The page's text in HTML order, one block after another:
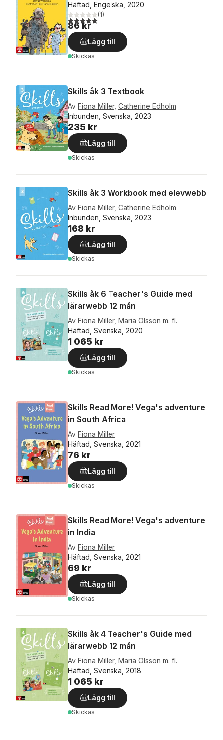
Häftad, Engelska, 2020
5,0utav 5 stjärnor. Totalt antal röster:
(1)
86 kr
Lägg till
Skickas
Skills åk 3 Textbook
Av Fiona Miller, Catherine Edholm
Inbunden, Svenska, 2023
235 kr
Lägg till
Skickas
Skills åk 3 Workbook med elevwebb
Av Fiona Miller, Catherine Edholm
Inbunden, Svenska, 2023
168 kr
Lägg till
Skickas
Skills åk 6 Teacher's Guide med
lärarwebb 12 mån
Av Fiona Miller, Maria Olsson m. fl.
Häftad, Svenska, 2020
1 065 kr
Lägg till
Skickas
Skills Read More! Vega's adventure
in South Africa
Av Fiona Miller
Häftad, Svenska, 2021
76 kr
Lägg till
Skickas
Skills Read More! Vega's adventure
in India
Av Fiona Miller
Häftad, Svenska, 2021
69 kr
Lägg till
Skickas
Skills åk 4 Teacher's Guide med
lärarwebb 12 mån
Av Fiona Miller, Maria Olsson m. fl.
Häftad, Svenska, 2018
1 065 kr
Lägg till
Skickas